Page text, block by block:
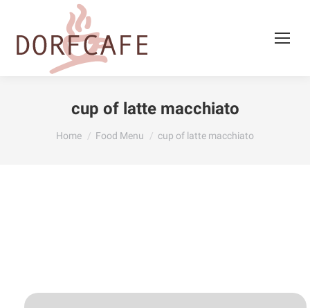
cup of latte macchiato
You are here:
Home Food Menu cup of latte macchiato